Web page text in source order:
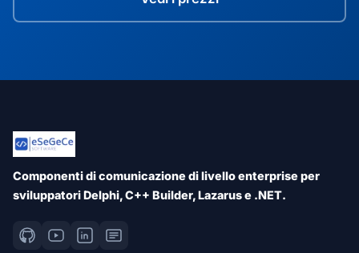
Componenti di comunicazione di livello enterprise per
sviluppatori Delphi, C++ Builder, Lazarus e .NET.